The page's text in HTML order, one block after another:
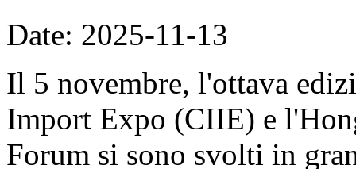
Date: 2025-11-13
Il 5 novembre, l'ottava
Import Expo (CIIE) e
Forum si sono svolti in